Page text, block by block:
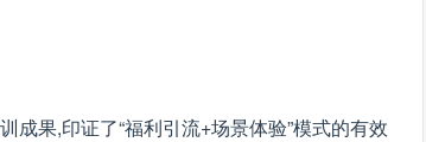
果,印证了“福利引流+场景体验”模式的有效